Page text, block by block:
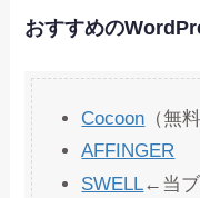
おすすめの
Cocoon （無料
AFFINGER
SWELL←当